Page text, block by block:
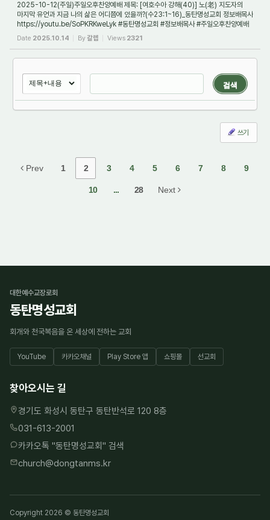
2025-10-12(주일)주일오후찬양예배 제목: [여호수아 강해(40)] 노(老) 지도자의
마지막 유언과 지금 나의 삶은 어디쯤에 있을까?(수23:1~16)_동탄명성교회 정보배목사
https://youtu.be/SoPKRKweLyk #동탄명성교회 #정보배목사 #주일오후찬양예배
#여호수아강...
Date 2025.10.14 By갈렙 Views 2321
검색
쓰기
Prev 1 2 3 4 5 6 7 8 9
10 ... 28 Next
대한예수교장로회
동탄명성교회
회개와 천국복음을 온 세상에 전하는 교회
YouTube 카카오채널 Play Store 앱 쇼핑몰 선교회
찾아오시는 길
경기도 화성시 동탄구 동탄반석로 120 8층
031-613-2001
카카오톡 "동탄명성교회" 검색
church@dongtanms.kr
Copyright 2026 © 동탄명성교회